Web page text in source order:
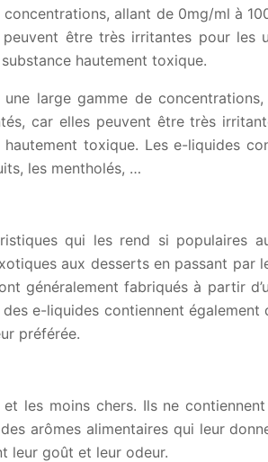
allant de 0mg/ml à
être très irritantes pour
hautement toxique.
large gamme de
car elles peuvent être très
toxique. Les e-liquides
les mentholés, …
qui les rend si
aux desserts en passant
généralement fabriqués à partir
e-liquides contiennent
préférée.
les moins chers. Ils ne
arômes alimentaires qui leur
leur goût et leur odeur.